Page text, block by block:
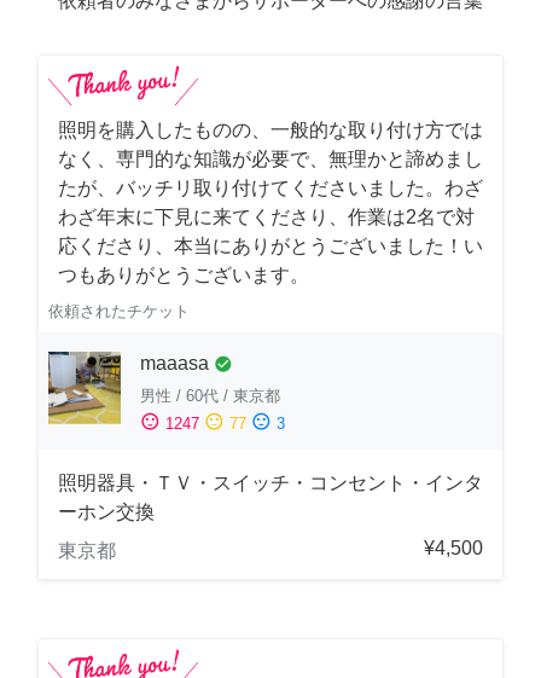
照明を購入したものの、一般的な取り付け方では
なく、専門的な知識が必要で、無理かと諦めまし
たが、バッチリ取り付けてくださいました。わざ
わざ年末に下見に来てくださり、作業は2名で対
応くださり、本当にありがとうございました！い
つもありがとうございます。
依頼されたチケット
maaasa check_circle
男性 / 60代 / 東京都
sentiment_satisfied 1247 sentiment_neutral 77 sentiment_dissatisfied 3
照明器具・ＴＶ・スイッチ・コンセント・インタ
ーホン交換
東京都
¥4,500